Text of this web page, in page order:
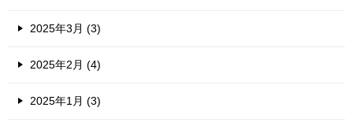
2025年3月 (3)
2025年2月 (4)
2025年1月 (3)